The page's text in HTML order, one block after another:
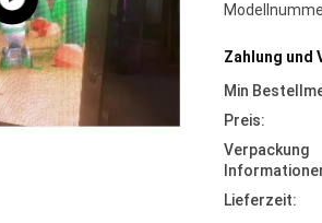
Zahlung und
Min
Preis:
Verpackung
Lieferzeit: